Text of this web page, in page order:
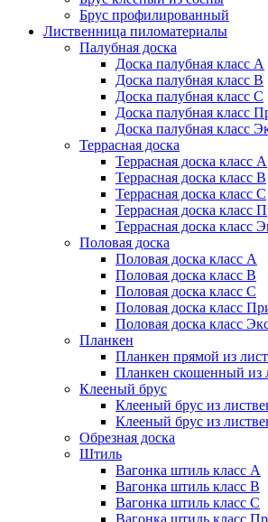
Брус профилированный
Лиственница пиломатериалы
Палубная доска
Доска палубная класс А
Доска палубная класс B
Доска палубная класс C
Доска палубная класс
Доска палубная класс
Террасная доска
Террасная доска класс А
Террасная доска класс B
Террасная доска класс C
Террасная доска класс
Террасная доска класс
Половая доска
Половая доска класс А
Половая доска класс B
Половая доска класс C
Половая доска класс
Половая доска класс
Планкен
Планкен прямой из
Планкен скошенный из
Клееный брус
Клееный брус из
Клееный брус из
Обрезная доска
Штиль
Вагонка штиль класс А
Вагонка штиль класс B
Вагонка штиль класс C
Вагонка штиль класс